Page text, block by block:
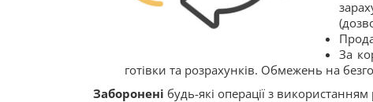
За
готівки та розрахунків. Обмежень на
Заборонені будь-які операції з